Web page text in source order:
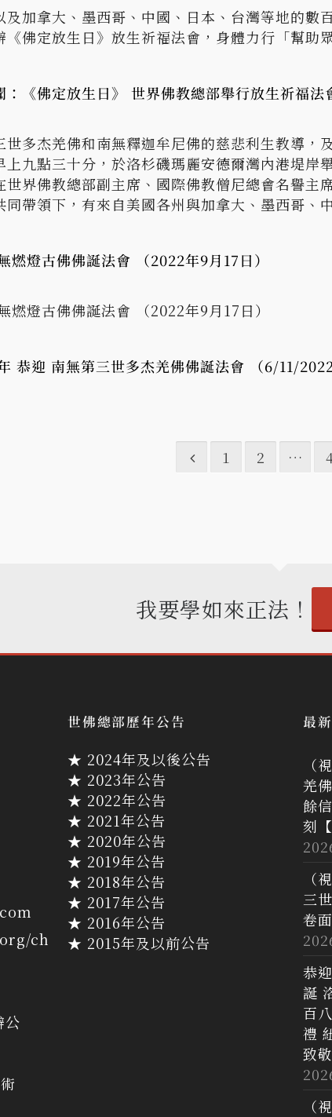
及加拿大、墨西哥、中國、日本、台灣等地的
《佛定放生日》放生祈福法會，身體力行「幫助
：《佛定放生日》 世界佛教總部舉行放生祈福法
世多杰羌佛和南無釋迦牟尼佛的慈悲利生教導
上九點三十分，於洛杉磯瑪麗安德爾灣內港堤
世界佛教總部副主席、國際佛教僧尼總會名譽
同帶領下，有來自美國各州與加拿大、墨西哥、
燃燈古佛佛誕法會 （2022年9月17日）
燃燈古佛佛誕法會 （2022年9月17日）
恭迎 南無第三世多杰羌佛佛誕法會 （6/11/
1 2 …
我要學如來正法！
ch
公
世佛總部歷年公告
★ 2024年及以後公告
★ 2023年公告
★ 2022年公告
★ 2021年公告
★ 2020年公告
★ 2019年公告
★ 2018年公告
★ 2017年公告
★ 2016年公告
★ 2015年及以前公告
最
（
羌
餘
刻
（
三
卷
恭
誕
百
禮
致
（